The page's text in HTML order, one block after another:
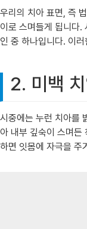
우리의 치아 표면, 즉
이로 스며들게 됩니다.
인 중 하나입니다. 이
2. 미백
시중에는 누런 치아를
아 내부 깊숙이 스며든
하면 잇몸에 자극을 주